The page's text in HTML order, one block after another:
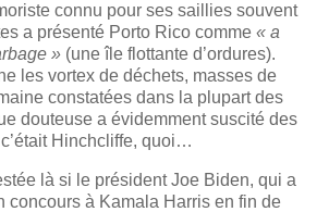
connu pour ses saillies souvent
a présenté Porto Rico comme « a
» (une île flottante d’ordures).
les vortex de déchets, masses de
constatées dans la plupart des
douteuse a évidemment suscité des
Hinchcliffe, quoi…
là si le président Joe Biden, qui a
concours à Kamala Harris en fin de